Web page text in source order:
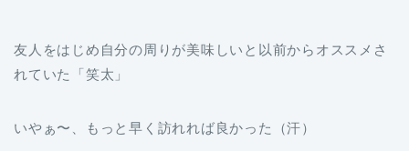
友人をはじめ自分の周りが美味しいと以前からオススメさ
れていた「笑太」
いやぁ〜、もっと早く訪れれば良かった（汗）